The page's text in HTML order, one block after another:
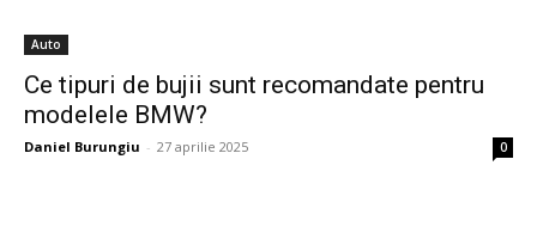
Auto
Ce tipuri de bujii sunt recomandate pentru
modelele BMW?
Daniel Burungiu - 27 aprilie 2025 0